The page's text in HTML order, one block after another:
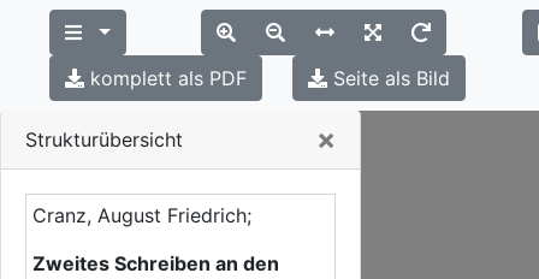
Strukturübersicht ×
Cranz, August Friedrich;
Zweites Schreiben an den
komplett als PDF Seite als Bild